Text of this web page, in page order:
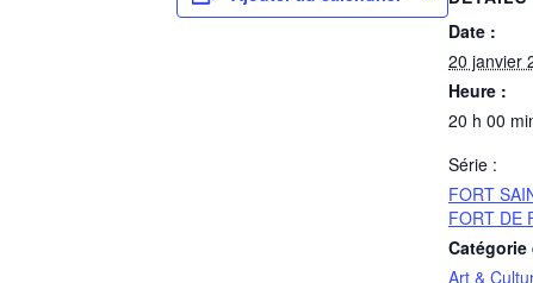
Date :
20 janvier
Heure :
20 h 00
Série :
FORT
FORT DE
Catégorie
Art &